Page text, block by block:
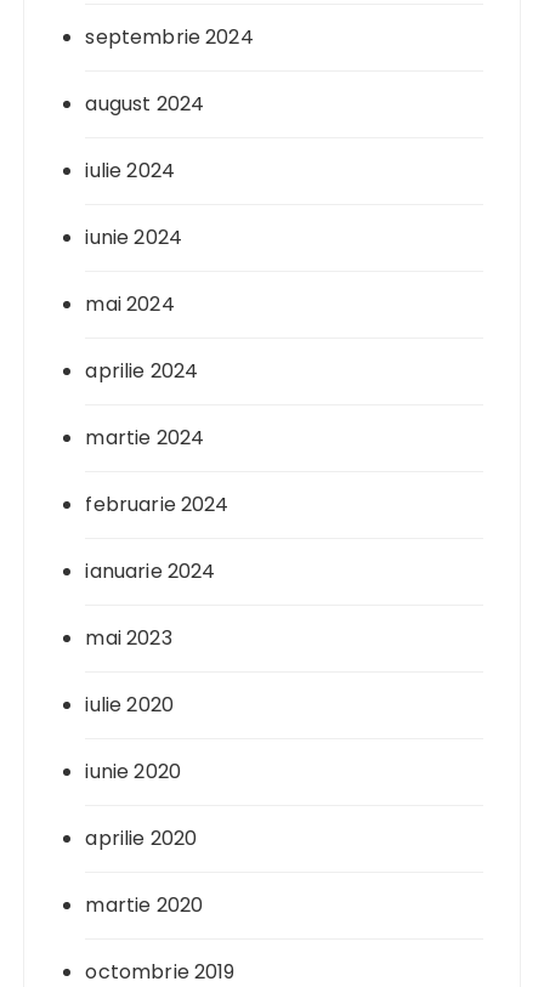
septembrie 2024
august 2024
iulie 2024
iunie 2024
mai 2024
aprilie 2024
martie 2024
februarie 2024
ianuarie 2024
mai 2023
iulie 2020
iunie 2020
aprilie 2020
martie 2020
octombrie 2019